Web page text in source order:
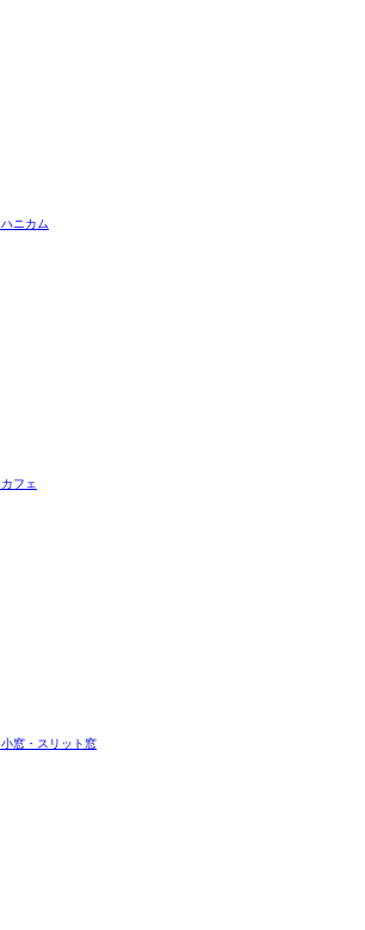
ハニカム
カフェ
小窓・スリット窓